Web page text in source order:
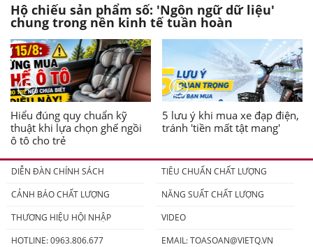
Hộ chiếu sản phẩm số: 'Ngôn ngữ dữ liệu'
chung trong nền kinh tế tuần hoàn
Hiểu đúng quy chuẩn kỹ
thuật khi lựa chọn ghế ngồi
ô tô cho trẻ
5 lưu ý khi mua xe đạp điện,
tránh 'tiền mất tật mang'
DIỄN ĐÀN CHÍNH SÁCH
TIÊU CHUẨN CHẤT LƯỢNG
CẢNH BÁO CHẤT LƯỢNG
NĂNG SUẤT CHẤT LƯỢNG
THƯƠNG HIỆU HỘI NHẬP
VIDEO
HOTLINE: 0963.806.677
EMAIL:TOASOAN@VIETQ.VN